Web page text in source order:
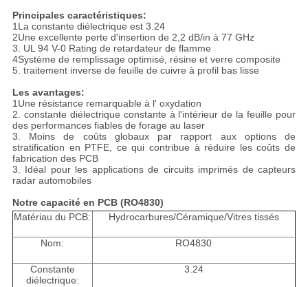
Principales caractéristiques:
1La constante diélectrique est 3.24
2Une excellente perte d'insertion de 2,2 dB/in à 77 GHz
3. UL 94 V-0 Rating de retardateur de flamme
4Système de remplissage optimisé, résine et verre composite
5. traitement inverse de feuille de cuivre à profil bas lisse
Les avantages:
1Une résistance remarquable à l' oxydation
2. constante diélectrique constante à l'intérieur de la feuille pour
des performances fiables de forage au laser
3. Moins de coûts globaux par rapport aux options de
stratification en PTFE, ce qui contribue à réduire les coûts de
fabrication des PCB
3. Idéal pour les applications de circuits imprimés de capteurs
radar automobiles
Notre capacité en PCB (RO4830)
Matériau du PCB:
Hydrocarbures/Céramique/Vitres tissés
Nom: RO4830
Constante
diélectrique:
3.24